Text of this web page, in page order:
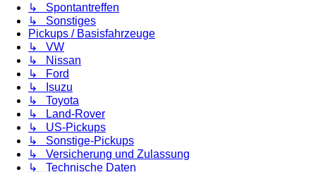
↳ Spontantreffen
↳ Sonstiges
Pickups / Basisfahrzeuge
↳ VW
↳ Nissan
↳ Ford
↳ Isuzu
↳ Toyota
↳ Land-Rover
↳ US-Pickups
↳ Sonstige-Pickups
↳ Versicherung und Zulassung
↳ Technische Daten